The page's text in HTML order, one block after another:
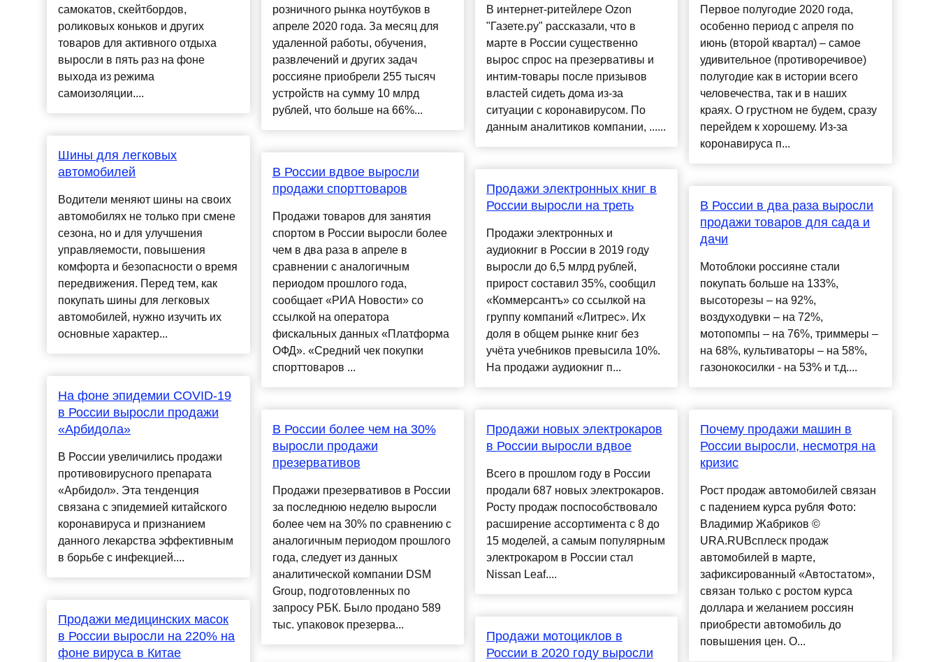
самокатов, скейтбордов,
роликовых коньков и других
товаров для активного отдыха
выросли в пять раз на фоне
выхода из режима
самоизоляции....
Шины для легковых
автомобилей
Водители меняют шины на своих
автомобилях не только при смене
сезона, но и для улучшения
управляемости, повышения
комфорта и безопасности о время
передвижения. Перед тем, как
покупать шины для легковых
автомобилей, нужно изучить их
основные характер...
На фоне эпидемии COVID-19
в России выросли продажи
«Арбидола»
В России увеличились продажи
противовирусного препарата
«Арбидол». Эта тенденция
связана с эпидемией китайского
коронавируса и признанием
данного лекарства эффективным
в борьбе с инфекцией....
Продажи медицинских масок
в России выросли на 220% на
фоне вируса в Китае
розничного рынка ноутбуков в
апреле 2020 года. За месяц для
удаленной работы, обучения,
развлечений и других задач
россияне приобрели 255 тысяч
устройств на сумму 10 млрд
рублей, что больше на 66%...
В России вдвое выросли
продажи спорттоваров
Продажи товаров для занятия
спортом в России выросли более
чем в два раза в апреле в
сравнении с аналогичным
периодом прошлого года,
сообщает «РИА Новости» со
ссылкой на оператора
фискальных данных «Платформа
ОФД». «Средний чек покупки
спорттоваров ...
В России более чем на 30%
выросли продажи
презервативов
Продажи презервативов в России
за последнюю неделю выросли
более чем на 30% по сравнению с
аналогичным периодом прошлого
года, следует из данных
аналитической компании DSM
Group, подготовленных по
запросу РБК. Было продано 589
тыс. упаковок презерва...
В интернет-ритейлере Ozon
"Газете.ру" рассказали, что в
марте в России существенно
вырос спрос на презервативы и
интим-товары после призывов
властей сидеть дома из-за
ситуации с коронавирусом. По
данным аналитиков компании, ......
Продажи электронных книг в
России выросли на треть
Продажи электронных и
аудиокниг в России в 2019 году
выросли до 6,5 млрд рублей,
прирост составил 35%, сообщил
«Коммерсантъ» со ссылкой на
группу компаний «Литрес». Их
доля в общем рынке книг без
учёта учебников превысила 10%.
На продажи аудиокниг п...
Продажи новых электрокаров
в России выросли вдвое
Всего в прошлом году в России
продали 687 новых электрокаров.
Росту продаж поспособствовало
расширение ассортимента с 8 до
15 моделей, а самым популярным
электрокаром в России стал
Nissan Leaf....
Продажи мотоциклов в
России в 2020 году выросли
Первое полугодие 2020 года,
особенно период с апреля по
июнь (второй квартал) – самое
удивительное (противоречивое)
полугодие как в истории всего
человечества, так и в наших
краях. О грустном не будем, сразу
перейдем к хорошему. Из-за
коронавируса п...
В России в два раза выросли
продажи товаров для сада и
дачи
Мотоблоки россияне стали
покупать больше на 133%,
высоторезы – на 92%,
воздуходувки – на 72%,
мотопомпы – на 76%, триммеры –
на 68%, культиваторы – на 58%,
газонокосилки - на 53% и т.д....
Почему продажи машин в
России выросли, несмотря на
кризис
Рост продаж автомобилей связан
с падением курса рубля Фото:
Владимир Жабриков ©
URA.RUВсплеск продаж
автомобилей в марте,
зафиксированный «Автостатом»,
связан только с ростом курса
доллара и желанием россиян
приобрести автомобиль до
повышения цен. О...